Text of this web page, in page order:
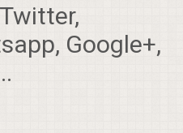
Google+,